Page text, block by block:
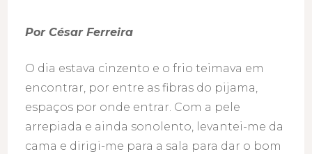
Por César Ferreira
O dia estava cinzento e o frio teimava em
encontrar, por entre as fibras do pijama,
espaços por onde entrar. Com a pele
arrepiada e ainda sonolento, levantei-me da
cama e dirigi-me para a sala para dar o bom